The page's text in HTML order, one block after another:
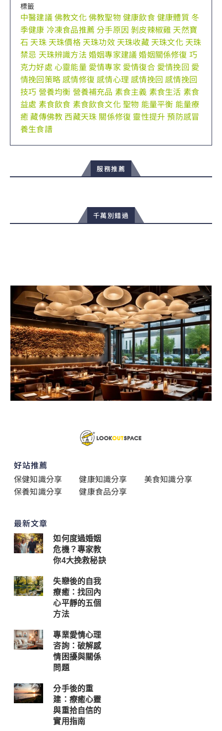
標籤
中醫建議佛教文化佛教聖物健康飲食健康體質 冬
季健康 冷凍食品推薦 分手原因 剝皮辣椒雞 天然寶
石 天珠 天珠價格 天珠功效 天珠收藏 天珠文化 天珠
禁忌 天珠辨識方法 婚姻專家建議婚姻關係修復 巧
克力好處 心靈能量 愛情專家 愛情復合 愛情挽回 愛
情挽回策略 感情修復 感情心理 感情挽回 感情挽回
技巧 營養均衡 營養補充品 素食主義 素食生活 素食
益處 素食飲食 素食飲食文化聖物 能量平衡 能量療
癒藏傳佛教 西藏天珠 關係修復 靈性提升預防感冒
養生食譜
服務推薦
千萬別錯過
好站推薦
保健知識分享
健康知識分享
美食知識分享
保養知識分享
健康食品分享
最新文章
如何度過婚姻
危機？專家教
你4大挽救秘訣
失戀後的自我
療癒：找回內
心平靜的五個
方法
專業愛情心理
咨詢：破解感
情困擾與關係
問題
分手後的重
建：療癒心靈
與重拾自信的
實用指南